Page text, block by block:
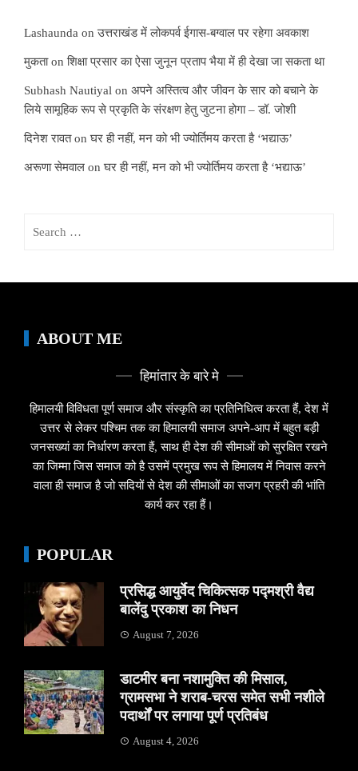
Lashaunda onउत्तराखंड में लोकपर्व ईगास-बग्वाल पर रहेगा अवकाश
मुकताonशिक्षा प्रसार का ऐसा जुनून प्रताप भैया में ही देखा जा सकता था
Subhash Nautiyal on अपने अस्तित्व और जीवन के सार को बचाने के
लिये सामूहिक रूप से प्रकृति के संरक्षण हेतु जुटना होगा – डॉ. जोशी
दिनेश रावतonघर ही नहीं, मन को भी ज्योर्तिमय करता है ‘भद्याऊ’
अरूणा सेमवाल onघर ही नहीं, मन को भी ज्योर्तिमय करता है ‘भद्याऊ’
ABOUT ME
हिमांतार के बारे मे
हिमालयी विविधता पूर्ण समाज और संस्कृति का प्रतिनिधित्व करता हैं, देश में
उत्तर से लेकर पश्चिम तक का हिमालयी समाज अपने-आप में बहुत बड़ी
जनसख्यां का निर्धारण करता हैं, साथ ही देश की सीमाओं को सुरक्षित रखने
का जिम्मा जिस समाज को है उसमें प्रमुख रूप से हिमालय में निवास करने
वाला ही समाज है जो सदियों से देश की सीमाओं का सजग प्रहरी की भांति
कार्य कर रहा हैं।
POPULAR
प्रसिद्ध आयुर्वेद चिकित्सक पद्मश्री वैद्य
बालेंदु प्रकाश का निधन
August 7, 2026
डाटमीर बना नशामुक्ति की मिसाल,
ग्रामसभा ने शराब-चरस समेत सभी नशीले
पदार्थों पर लगाया पूर्ण प्रतिबंध
August 4, 2026